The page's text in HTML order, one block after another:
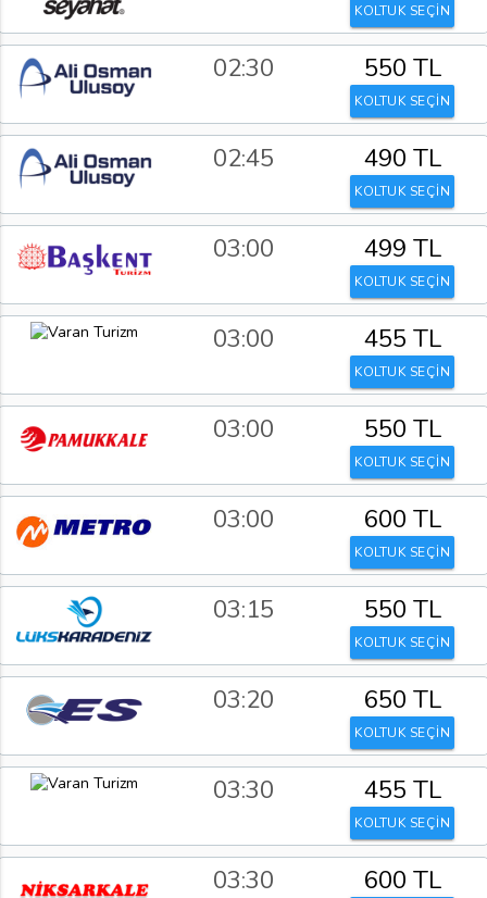
KOLTUK SEÇİN
02:30 550 TL
KOLTUK SEÇİN
02:45 490 TL
KOLTUK SEÇİN
03:00 499 TL
KOLTUK SEÇİN
03:00 455 TL
KOLTUK SEÇİN
03:00 550 TL
KOLTUK SEÇİN
03:00 600 TL
KOLTUK SEÇİN
03:15 550 TL
KOLTUK SEÇİN
03:20 650 TL
KOLTUK SEÇİN
03:30 455 TL
KOLTUK SEÇİN
03:30 600 TL